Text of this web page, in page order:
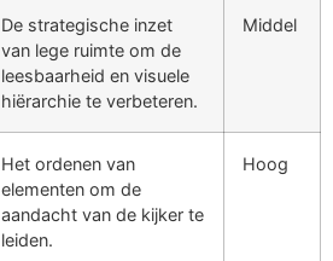
De strategische inzet
van lege ruimte om de
leesbaarheid en visuele
hiërarchie te verbeteren.
Middel
Het ordenen van
elementen om de
aandacht van de kijker te
leiden.
Hoog